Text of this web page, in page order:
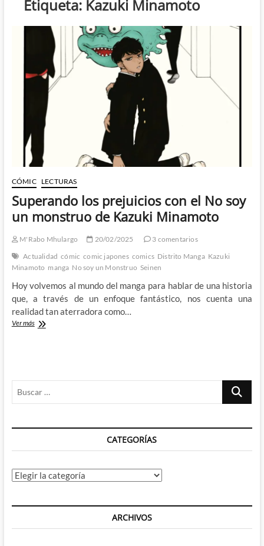
Etiqueta: Kazuki Minamoto
CÓMIC LECTURAS
Superando los prejuicios con el No soy
un monstruo de Kazuki Minamoto
M'Rabo Mhulargo 20/02/2025
3 comentarios
Actualidad cómic comic japones comics Distrito Manga Kazuki
Minamoto manga No soy un Monstruo Seinen
Hoy volvemos al mundo del manga para hablar de una historia
que, a través de un enfoque fantástico, nos cuenta una
realidad tan aterradora como…
Ver másSuperando
un
Kazuki
Buscar
CATEGORÍAS
Categorías
ARCHIVOS